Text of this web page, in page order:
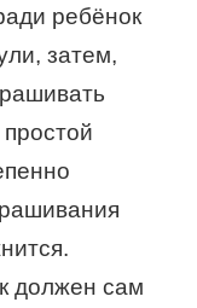
ребёнок
затем,
должен сам